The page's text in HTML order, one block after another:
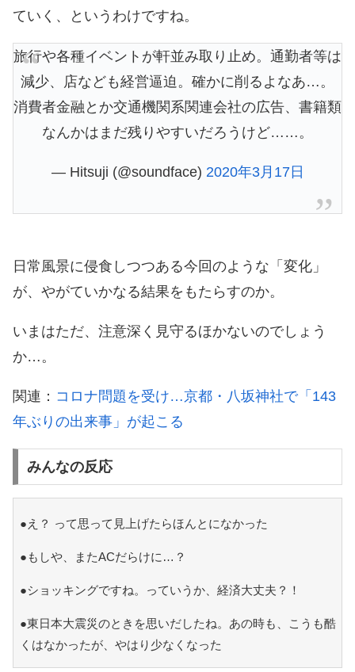
ていく、というわけですね。
旅行や各種イベントが軒並み取り止め。通勤者等は
減少、店なども経営逼迫。確かに削るよなあ…。
消費者金融とか交通機関系関連会社の広告、書籍類
なんかはまだ残りやすいだろうけど……。
— Hitsuji (@soundface) 2020年3月17日
日常風景に侵食しつつある今回のような「変化」
が、やがていかなる結果をもたらすのか。
いまはただ、注意深く見守るほかないのでしょう
か…。
関連： コロナ問題を受け…京都・八坂神社で「143
年ぶりの出来事」が起こる
みんなの反応
●え？ って思って見上げたらほんとになかった
●もしや、またACだらけに…？
●ショッキングですね。っていうか、経済大丈夫？！
●東日本大震災のときを思いだしたね。あの時も、こうも酷
くはなかったが、やはり少なくなった